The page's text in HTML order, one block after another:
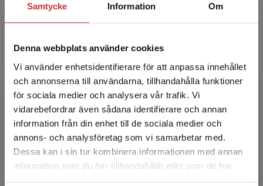
Samtycke Information Om
Denna webbplats använder cookies
Vi använder enhetsidentifierare för att anpassa innehållet
och annonserna till användarna, tillhandahålla funktioner
för sociala medier och analysera vår trafik. Vi
vidarebefordrar även sådana identifierare och annan
information från din enhet till de sociala medier och
annons- och analysföretag som vi samarbetar med.
Dessa kan i sin tur kombinera informationen med annan
information som du har tillhandahållit eller som de har
Begränsad fraktregion
Det verkar som att du besöker
psykologi vid Institutionen för
beteendevetenskap och lärande...
Charlotta Einarsson
Charlotta Einarsson är filosofie doktor i
psykologi. Hon är numera verksam som